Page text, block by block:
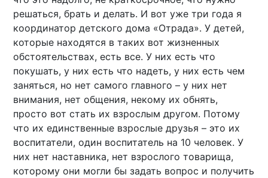
решаться, брать и делать. И вот уже три года я
координатор детского дома «Отрада». У детей,
которые находятся в таких вот жизненных
обстоятельствах, есть все. У них есть что
покушать, у них есть что надеть, у них есть чем
заняться, но нет самого главного – у них нет
внимания, нет общения, некому их обнять,
просто вот стать их взрослым другом. Потому
что их единственные взрослые друзья – это их
воспитатели, один воспитатель на 10 человек. У
них нет наставника, нет взрослого товарища,
которому они могли бы задать вопрос и получить